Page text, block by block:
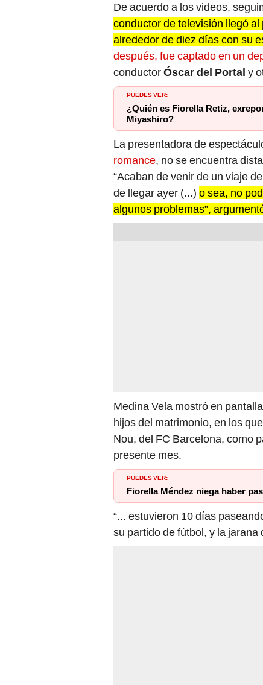
De acuerdo a los videos,
conductor de televisión llegó
alrededor de diez días con su
después, fue captado en un
conductorÓscar del Portal y
PUEDES VER:
¿Quién es Fiorella Retiz,
Miyashiro?
La presentadora de
romance, no se encuentra
“Acaban de venir de un viaje
de llegar ayer (...) o sea, no
algunos problemas”,
Medina Vela mostró en
hijos del matrimonio, en los
Nou, del FC Barcelona, como
presente mes.
PUEDES VER:
Fiorella Méndez niega haber
“... estuvieron 10 días
su partido de fútbol, y la